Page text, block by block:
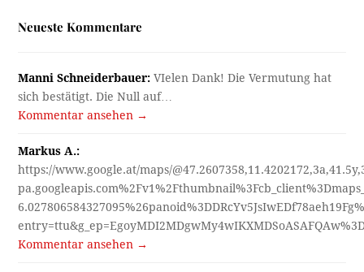
Neueste Kommentare
Manni Schneiderbauer: VIelen Dank! Die Vermutung hat
sich bestätigt. Die Null auf…
Kommentar ansehen →
Markus A.:
https://www.google.at/maps/
Kommentar ansehen →